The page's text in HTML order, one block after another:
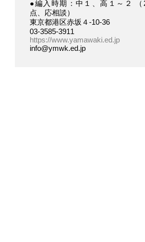
●編入時期：中１、高１～２ （
点、応相談）
東京都港区赤坂４-10-36
03-3585-3911
https://www.yamawaki.ed.jp
info@ymwk.ed.jp